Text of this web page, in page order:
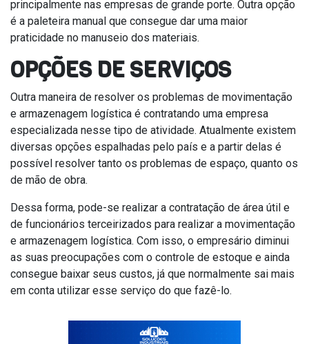
principalmente nas empresas de grande porte. Outra opção
é a paleteira manual que consegue dar uma maior
praticidade no manuseio dos materiais.
OPÇÕES DE SERVIÇOS
Outra maneira de resolver os problemas de movimentação
e armazenagem logística é contratando uma empresa
especializada nesse tipo de atividade. Atualmente existem
diversas opções espalhadas pelo país e a partir delas é
possível resolver tanto os problemas de espaço, quanto os
de mão de obra.
Dessa forma, pode-se realizar a contratação de área útil e
de funcionários terceirizados para realizar a movimentação
e armazenagem logística. Com isso, o empresário diminui
as suas preocupações com o controle de estoque e ainda
consegue baixar seus custos, já que normalmente sai mais
em conta utilizar esse serviço do que fazê-lo.